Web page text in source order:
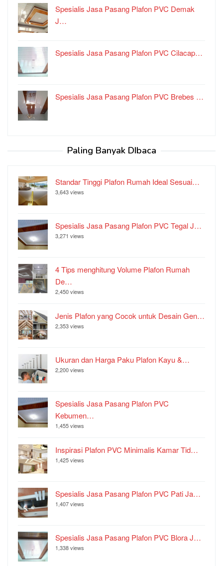
Spesialis Jasa Pasang Plafon PVC Demak
J…
Spesialis Jasa Pasang Plafon PVC Cilacap…
Spesialis Jasa Pasang Plafon PVC Brebes …
Paling Banyak DIbaca
Standar Tinggi Plafon Rumah Ideal Sesuai…
3,643 views
Spesialis Jasa Pasang Plafon PVC Tegal J…
3,271 views
4 Tips menghitung Volume Plafon Rumah
De…
2,450 views
Jenis Plafon yang Cocok untuk Desain Gen…
2,353 views
Ukuran dan Harga Paku Plafon Kayu &…
2,200 views
Spesialis Jasa Pasang Plafon PVC
Kebumen…
1,455 views
Inspirasi Plafon PVC Minimalis Kamar Tid…
1,425 views
Spesialis Jasa Pasang Plafon PVC Pati Ja…
1,407 views
Spesialis Jasa Pasang Plafon PVC Blora J…
1,338 views